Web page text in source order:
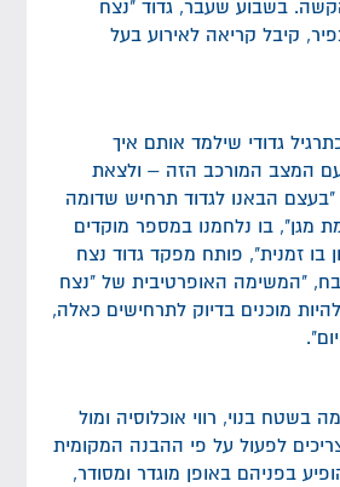
בשבוע שעבר, גדוד "נצח
קיבל קריאה לאירוע בעל
גדודי שילמד אותם איך
עם המצב המורכב הזה – ולצאת
"בעצם הבאנו לגדוד תרחיש שדומה
מגן", בו נלחמנו במספר מוקדים
בו זמנית", פותח מפקד גדוד נצח
"המשימה האופרטיבית של "נצח
מוכנים בדיוק לתרחישים כאלה,
בשטח בנוי, רווי אוכלוסיה ומול
לפעול על פי ההבנה המקומית
בפניהם באופן מוגדר ומסודר,